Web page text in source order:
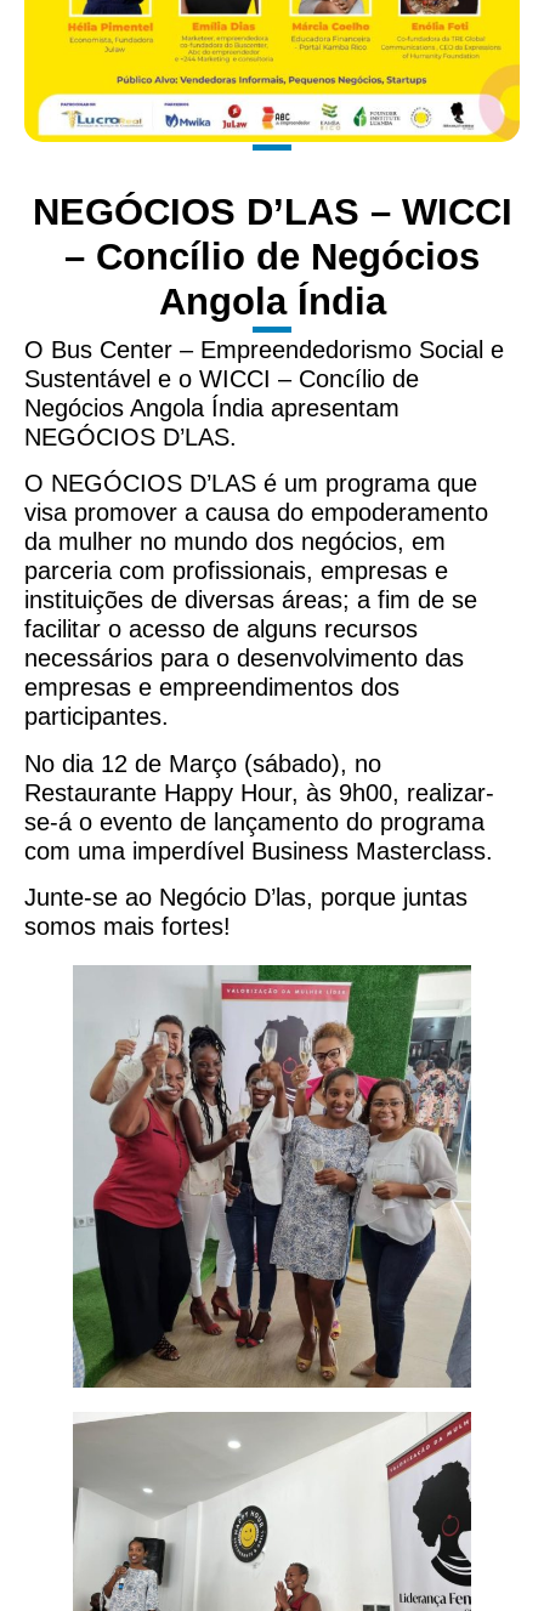
NEGÓCIOS D’LAS – WICCI
– Concílio de Negócios
Angola Índia
O Bus Center – Empreendedorismo Social e
Sustentável e o WICCI – Concílio de
Negócios Angola Índia apresentam
NEGÓCIOS D’LAS.
O NEGÓCIOS D’LAS é um programa que
visa promover a causa do empoderamento
da mulher no mundo dos negócios, em
parceria com profissionais, empresas e
instituições de diversas áreas; a fim de se
facilitar o acesso de alguns recursos
necessários para o desenvolvimento das
empresas e empreendimentos dos
participantes.
No dia 12 de Março (sábado), no
Restaurante Happy Hour, às 9h00, realizar-
se-á o evento de lançamento do programa
com uma imperdível Business Masterclass.
Junte-se ao Negócio D’las, porque juntas
somos mais fortes!